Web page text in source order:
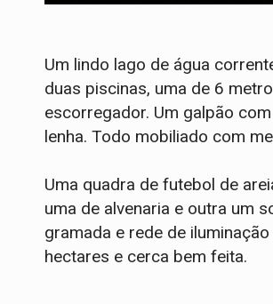
Um lindo lago de água
duas piscinas, uma de 6
escorregador. Um galpão
lenha. Todo mobiliado com
Uma quadra de futebol de
uma de alvenaria e outra um
gramada e rede de
hectares e cerca bem feita.